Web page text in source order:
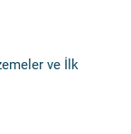
ve İlk